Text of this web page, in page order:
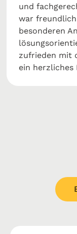
und
war
besonderen
zufrieden mit
ein herzliches